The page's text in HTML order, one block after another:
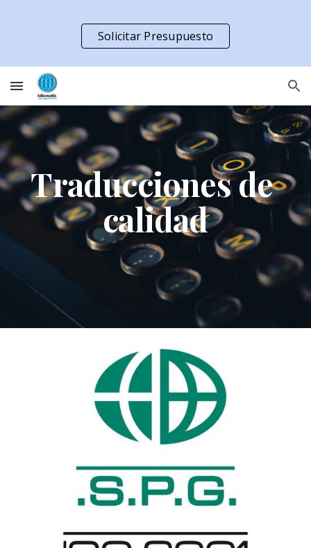
Skip to main content Skip to navigation
Solicitar Presupuesto
Traducciones de
calidad